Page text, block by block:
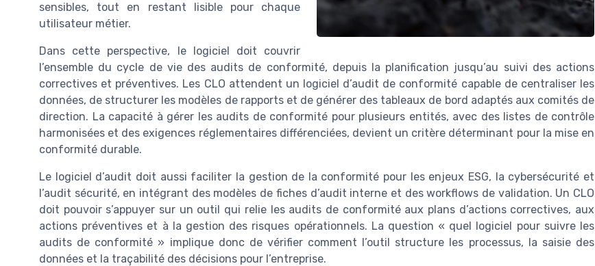
sensibles, tout en restant lisible pour chaque
utilisateur métier.
Dans cette perspective, le logiciel doit couvrir
l’ensemble du cycle de vie des audits de conformité, depuis la planification jusqu’au suivi des actions
correctives et préventives. Les CLO attendent un logiciel d’audit de conformité capable de centraliser les
données, de structurer les modèles de rapports et de générer des tableaux de bord adaptés aux comités de
direction. La capacité à gérer les audits de conformité pour plusieurs entités, avec des listes de contrôle
harmonisées et des exigences réglementaires différenciées, devient un critère déterminant pour la mise en
conformité durable.
Le logiciel d’audit doit aussi faciliter la gestion de la conformité pour les enjeux ESG, la cybersécurité et
l’audit sécurité, en intégrant des modèles de fiches d’audit interne et des workflows de validation. Un CLO
doit pouvoir s’appuyer sur un outil qui relie les audits de conformité aux plans d’actions correctives, aux
actions préventives et à la gestion des risques opérationnels. La question « quel logiciel pour suivre les
audits de conformité » implique donc de vérifier comment l’outil structure les processus, la saisie des
données et la traçabilité des décisions pour l’entreprise.